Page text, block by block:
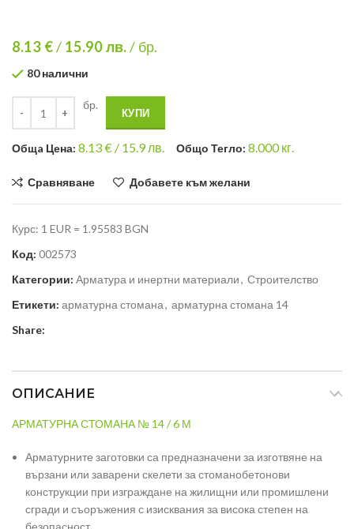
8.13 €/ 15.90лв./ бр.
80 налични
бр.
КУПИ
Общa Цена: 8.13€ / 15.9 лв. Общо Тегло: 8.000кг.
Сравняване Добавете към желани
Курс: 1 EUR = 1.95583 BGN
Код: 002573
Категории: Арматура и инертни материали, Строителство
Етикети: арматурна стомана, арматурна стомана 14
Share:
ОПИСАНИЕ
АРМАТУРНА СТОМАНА № 14 / 6 М
Арматурните заготовки са предназначени за изготвяне на
вързани или заварени скелети за стоманобетонови
конструкции при изграждане на жилищни или промишлени
сгради и съоръжения с изисквания за висока степен на